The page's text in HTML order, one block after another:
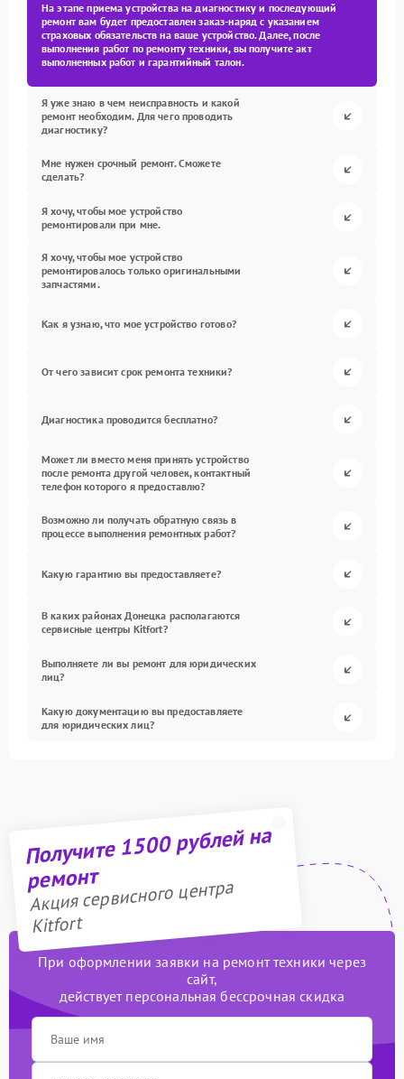
На этапе приема устройства на диагностику и последующий
ремонт вам будет предоставлен заказ-наряд с указанием
страховых обязательств на ваше устройство. Далее, после
выполнения работ по ремонту техники, вы получите акт
выполненных работ и гарантийный талон.
Я уже знаю в чем неисправность и какой
ремонт необходим. Для чего проводить
диагностику?
Мне нужен срочный ремонт. Сможете
сделать?
Я хочу, чтобы мое устройство
ремонтировали при мне.
Я хочу, чтобы мое устройство
ремонтировалось только оригинальными
запчастями.
Как я узнаю, что мое устройство готово?
От чего зависит срок ремонта техники?
Диагностика проводится бесплатно?
Может ли вместо меня принять устройство
после ремонта другой человек, контактный
телефон которого я предоставлю?
Возможно ли получать обратную связь в
процессе выполнения ремонтных работ?
Какую гарантию вы предоставляете?
В каких районах Донецка располагаются
сервисные центры Kitfort?
Выполняете ли вы ремонт для юридических
лиц?
Какую документацию вы предоставляете
для юридических лиц?
Получите 1500 рублей на
ремонт
Акция сервисного центра
Kitfort
При оформлении заявки на ремонт техники через
сайт,
действует персональная бессрочная скидка